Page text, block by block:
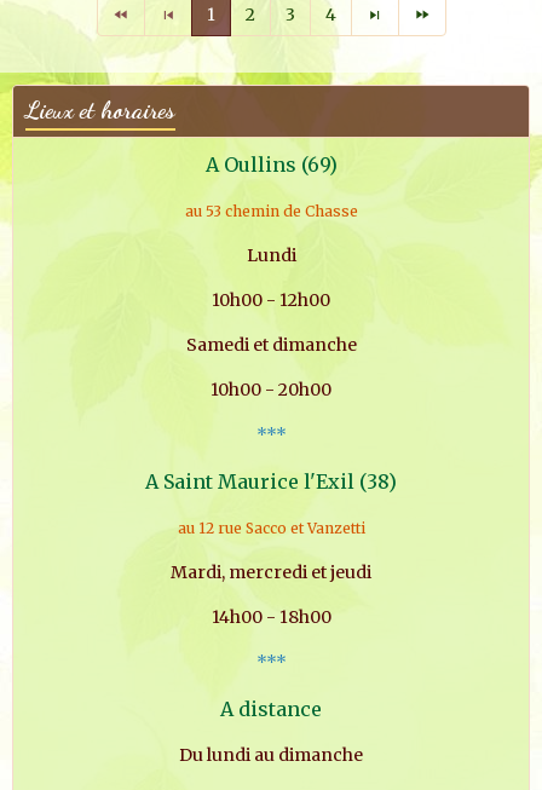
1 2 3 4
Lieux et horaires
A Oullins (69)
au 53 chemin de Chasse
Lundi
10h00 - 12h00
Samedi et dimanche
10h00 - 20h00
***
A Saint Maurice l'Exil (38)
au 12 rue Sacco et Vanzetti
Mardi, mercredi et jeudi
14h00 - 18h00
***
A distance
Du lundi au dimanche